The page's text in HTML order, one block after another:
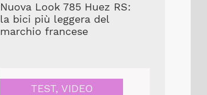
Nuova Look 785 Huez RS:
la bici più leggera del
marchio francese
TEST, VIDEO